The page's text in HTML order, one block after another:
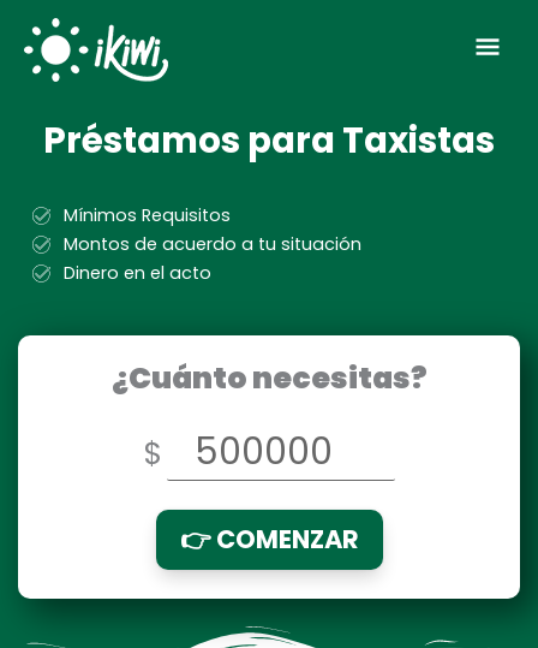
contenido
Préstamos para Taxistas
Mínimos Requisitos
Montos de acuerdo a tu situación
Dinero en el acto
¿Cuánto necesitas?
$
👉 COMENZAR